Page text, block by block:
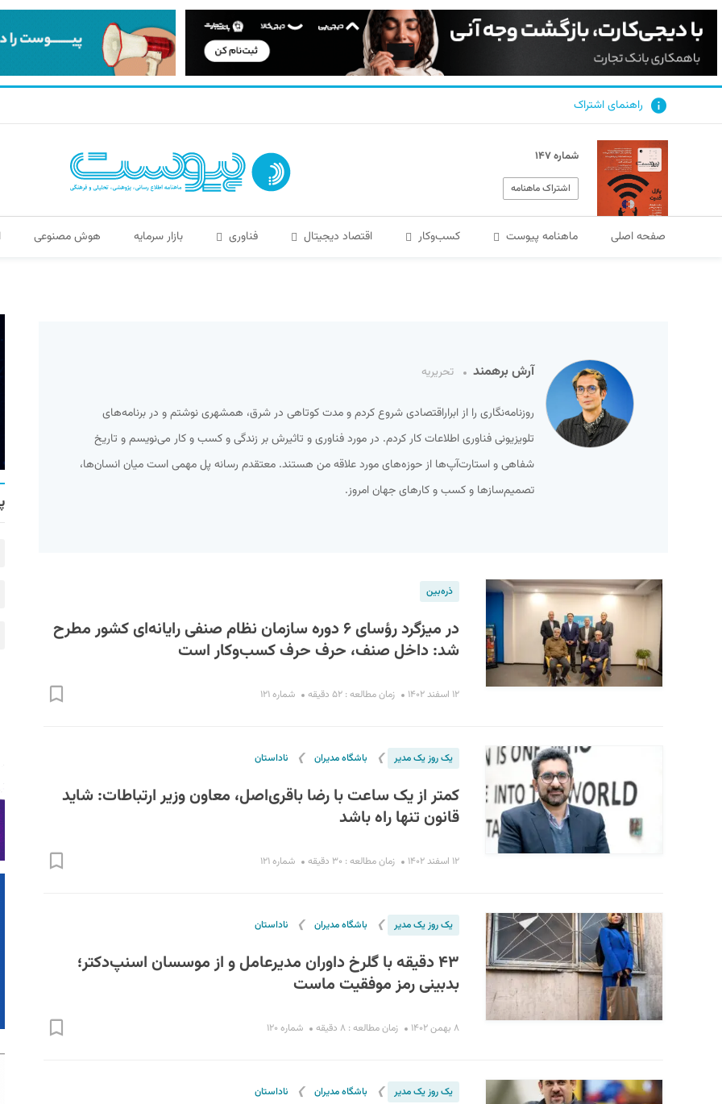
راهنمای اشتراک
شماره ۱۴۷
اشتراک ماهنامه
صفحه اصلی ماهنامه پیوست کسب‌و‌کار اقتصاد دیجیتال فناوری بازار سرمایه هوش مصنوعی
آرش برهمند تحریریه
روزنامه‌نگاری را از ابراراقتصادی شروع کردم و مدت کوتاهی در شرق، همشهری نوشتم و در برنامه‌های
تلویزیونی فناوری اطلاعات کار کردم. در مورد فناوری و تاثیرش بر زندگی و کسب و کار می‌نویسم و تاریخ
شفاهی و استارت‌آپ‌ها از حوزه‌های مورد علاقه من هستند. معتقدم رسانه پل مهمی است میان انسان‌ها،
تصمیم‌سازها و کسب و کارهای جهان امروز.
ذره‌بین
در میزگرد رؤسای ۶ دوره سازمان نظام صنفی رایانه‌ای کشور مطرح
شد: داخل صنف، حرف حرف کسب‌وکار است
۱۲ اسفند ۱۴۰۲ زمان مطالعه : ۵۲ دقیقه شماره ۱۲۱
یک روز یک مدیر ❯ باشگاه مدیران ❯ ناداستان
کمتر از یک ساعت با رضا باقری‌اصل، معاون وزیر ارتباطات: شاید
قانون تنها راه باشد
۱۲ اسفند ۱۴۰۲ زمان مطالعه : ۳۰ دقیقه شماره ۱۲۱
یک روز یک مدیر ❯ باشگاه مدیران ❯ ناداستان
۴۳ دقیقه با گلرخ داوران مدیرعامل و از موسسان اسنپ‌دکتر؛
بدبینی رمز موفقیت ماست
۸ بهمن ۱۴۰۲ زمان مطالعه : ۸ دقیقه شماره ۱۲۰
یک روز یک مدیر ❯ باشگاه مدیران ❯ ناداستان